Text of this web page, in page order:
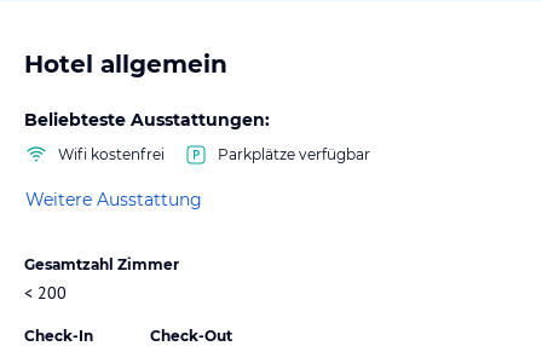
Hotel allgemein
Beliebteste Ausstattungen:
Wifi kostenfrei Parkplätze verfügbar
Weitere Ausstattung
Gesamtzahl Zimmer
< 200
Check-In Check-Out